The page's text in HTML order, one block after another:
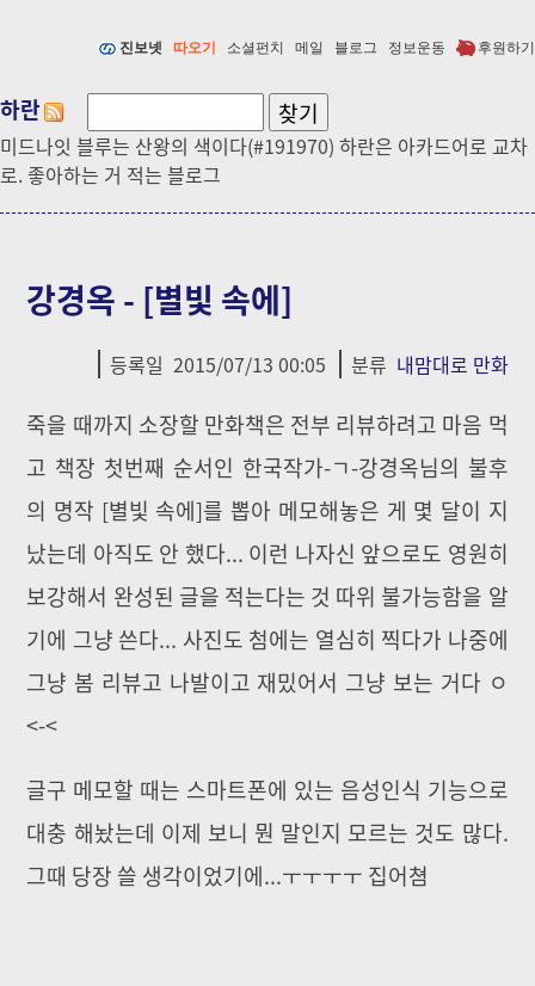
진보넷 따오기 소셜펀치 메일 블로그 정보운동 후원하기
하란
미드나잇 블루는 산왕의 색이다(#191970) 하란은 아카드어로 교차
로. 좋아하는 거 적는 블로그
강경옥 - [별빛 속에]
등록일 2015/07/13 00:05 분류 내맘대로 만화
죽을 때까지 소장할 만화책은 전부 리뷰하려고 마음 먹
고 책장 첫번째 순서인 한국작가-ㄱ-강경옥님의 불후
의 명작 [별빛 속에]를 뽑아 메모해놓은 게 몇 달이 지
났는데 아직도 안 했다... 이런 나자신 앞으로도 영원히
보강해서 완성된 글을 적는다는 것 따위 불가능함을 알
기에 그냥 쓴다... 사진도 첨에는 열심히 찍다가 나중에
그냥 봄 리뷰고 나발이고 재밌어서 그냥 보는 거다 ㅇ
<-<
글구 메모할 때는 스마트폰에 있는 음성인식 기능으로
대충 해놨는데 이제 보니 뭔 말인지 모르는 것도 많다.
그때 당장 쓸 생각이었기에...ㅜㅜㅜㅜ 집어쳠